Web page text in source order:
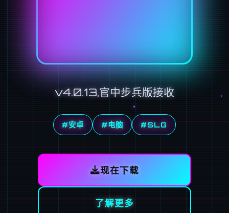
v4.0.13,官中步兵版接收
#安卓 #电脑 #SLG
现在下载
了解更多